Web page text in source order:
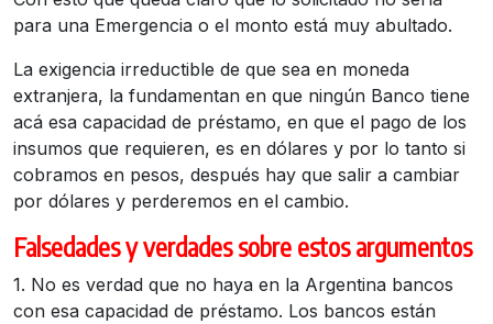
para una Emergencia o el monto está muy abultado.
La exigencia irreductible de que sea en moneda
extranjera, la fundamentan en que ningún Banco tiene
acá esa capacidad de préstamo, en que el pago de los
insumos que requieren, es en dólares y por lo tanto si
cobramos en pesos, después hay que salir a cambiar
por dólares y perderemos en el cambio.
Falsedades y verdades sobre estos argumentos
1. No es verdad que no haya en la Argentina bancos
con esa capacidad de préstamo. Los bancos están